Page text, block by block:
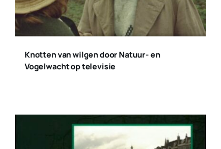
Knotten van wilgen door Natuur- en
Vogelwacht op televisie